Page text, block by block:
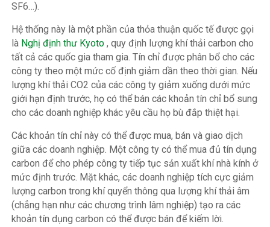
SF6…).
Hệ thống này là một phần của thỏa thuận quốc tế được gọi
là Nghị định thư Kyoto , quy định lượng khí thải carbon cho
tất cả các quốc gia tham gia. Tín chỉ được phân bổ cho các
công ty theo một mức cố định giảm dần theo thời gian. Nếu
lượng khí thải CO2 của các công ty giảm xuống dưới mức
giới hạn định trước, họ có thể bán các khoản tín chỉ bổ sung
cho các doanh nghiệp khác yêu cầu họ bù đắp thiệt hại.
Các khoản tín chỉ này có thể được mua, bán và giao dịch
giữa các doanh nghiệp. Một công ty có thể mua đủ tín dụng
carbon để cho phép công ty tiếp tục sản xuất khí nhà kính ở
mức định trước. Mặt khác, các doanh nghiệp tích cực giảm
lượng carbon trong khí quyển thông qua lượng khí thải âm
(chẳng hạn như các chương trình lâm nghiệp) tạo ra các
khoản tín dụng carbon có thể được bán để kiếm lời.